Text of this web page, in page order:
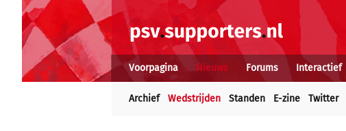
Voorpagina Nieuws Forums Interactief
Archief Wedstrijden Standen E-zine Twitter